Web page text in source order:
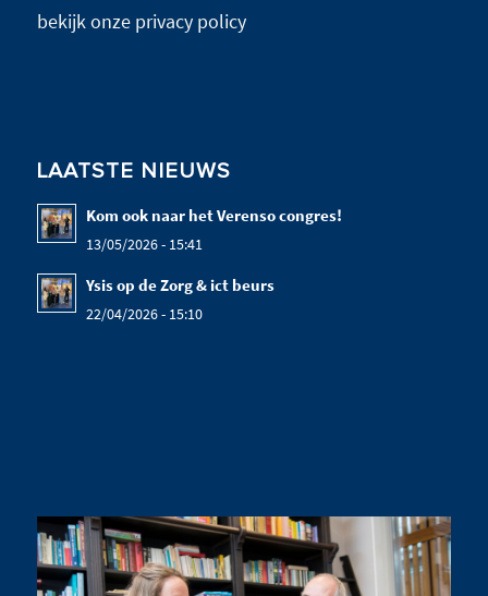
bekijk onze privacy policy
LAATSTE NIEUWS
Kom ook naar het Verenso congres!
13/05/2026 - 15:41
Ysis op de Zorg & ict beurs
22/04/2026 - 15:10